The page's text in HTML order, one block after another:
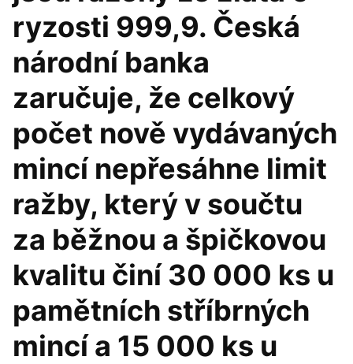
ryzosti 999,9. Česká
národní banka
zaručuje, že celkový
počet nově vydávaných
mincí nepřesáhne limit
ražby, který v součtu
za běžnou a špičkovou
kvalitu činí 30 000 ks u
pamětních stříbrných
mincí a 15 000 ks u